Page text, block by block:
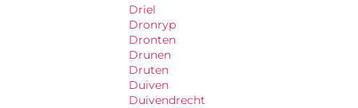
Driel
Dronryp
Dronten
Drunen
Druten
Duiven
Duivendrecht